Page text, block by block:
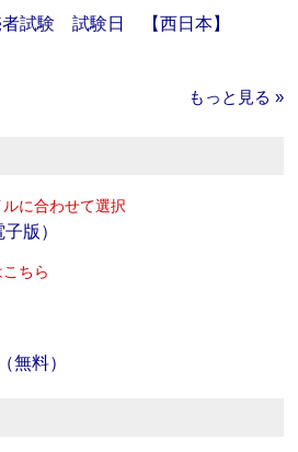
試験 試験日 【西日本】
もっと見る »
に合わせて選択
版）
ちら
無料）